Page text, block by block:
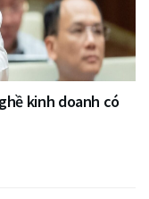
kinh doanh có